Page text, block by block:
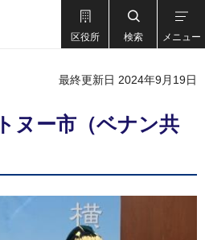
区役所 検索 メニュー
最終更新日 2024年9月19日
ヌー市（ベナン共